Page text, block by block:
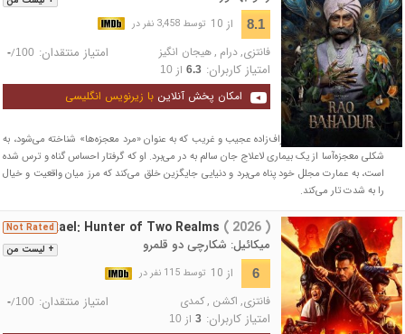
8.1 از 10 توسط 3,458 نفر در
فانتزی,درام ,هیجان انگیز امتیاز منتقدان: -/100
امتیاز کاربران: 6.3از 10
امکان پخش آنلاین با زیرنویس انگلیسی
در دهه ۱۹۷۰ هند، یک اشراف‌زاده عجیب و غریب که به عنوان «مرد معجزه‌ها» شناخته می‌شود، به
شکلی معجزه‌آسا از یک بیماری لاعلاج جان سالم به در می‌برد. او که گرفتار احساس گناه و ترس شده
است، به عمارت مجلل خود پناه می‌برد و دنیایی جایگزین خلق می‌کند که مرز میان واقعیت و خیال
را به شدت تار می‌کند.
+ لیست من
Not RatedMikael: Hunter of Two Realms ( 2026 )
میکائیل: شکارچی دو قلمرو
6 از 10 توسط 115 نفر در
فانتزی, اکشن ,کمدی امتیاز منتقدان: -/100
امتیاز کاربران: 3از 10